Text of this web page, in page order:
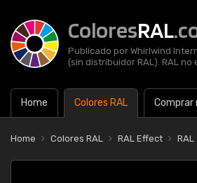
ColoresRAL
Publicado por Whirlwind
(sin distribuidor RAL). RAL
Home Colores RAL Comprar
Home Colores RAL RAL Effect RAL